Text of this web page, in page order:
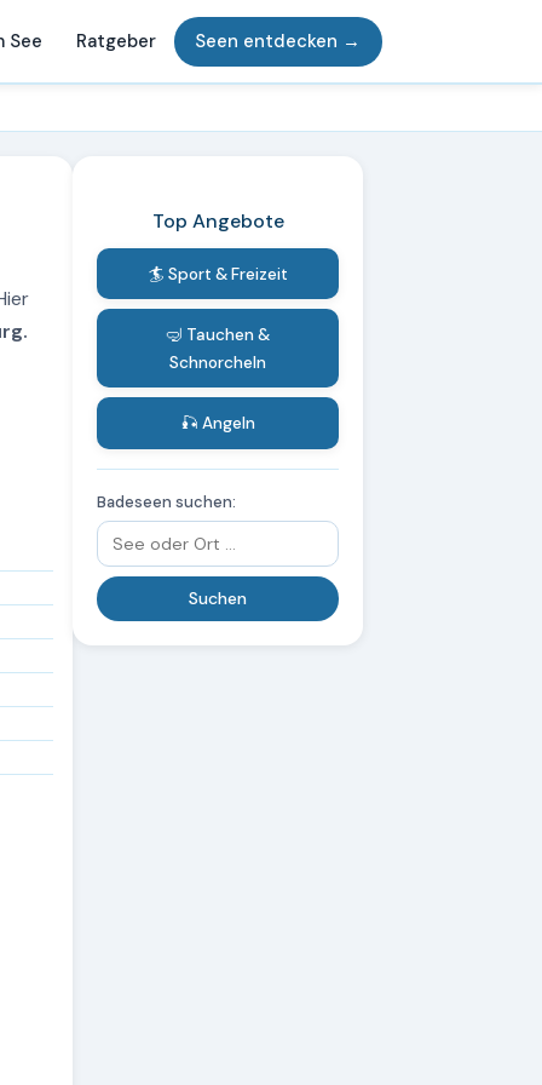
See Ratgeber Seen entdecken →
Top Angebote
🏄 Sport & Freizeit
🤿 Tauchen &
Schnorcheln
🎣 Angeln
Badeseen suchen: